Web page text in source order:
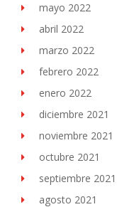
mayo 2022
abril 2022
marzo 2022
febrero 2022
enero 2022
diciembre 2021
noviembre 2021
octubre 2021
septiembre 2021
agosto 2021